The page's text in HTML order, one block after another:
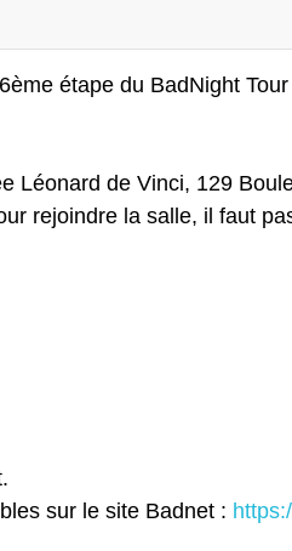
étape du BadNight
Léonard de Vinci, 129
rejoindre la salle, il faut
sur le site Badnet :